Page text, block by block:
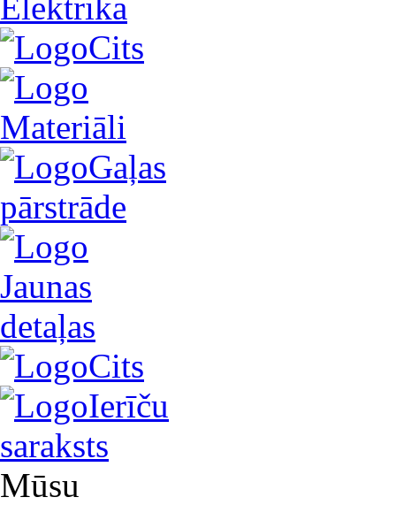
Cits
Materiāli
Gaļas
pārstrāde
Jaunas
detaļas
Cits
Ierīču
saraksts
Mūsu